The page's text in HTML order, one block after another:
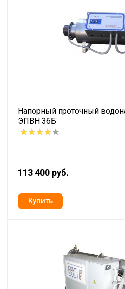
Напорный проточный
ЭПВН 36Б
113 400 руб.